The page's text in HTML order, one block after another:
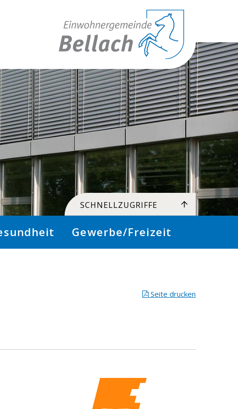
Toplinks
SCHNELLZUGRIFFE
Gewerbe/Freizeit
Seite drucken